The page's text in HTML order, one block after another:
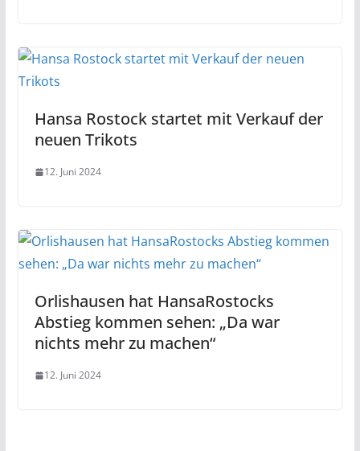
Hansa Rostock startet mit Verkauf der
neuen Trikots
12. Juni 2024
Orlishausen hat HansaRostocks
Abstieg kommen sehen: „Da war
nichts mehr zu machen“
12. Juni 2024